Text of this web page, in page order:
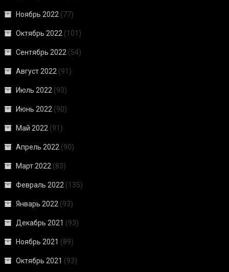
Ноябрь 2022 (77)
Октябрь 2022 (101)
Сентябрь 2022 (54)
Август 2022 (91)
Июль 2022 (93)
Июнь 2022 (90)
Май 2022 (91)
Апрель 2022 (90)
Март 2022 (83)
Февраль 2022 (135)
Январь 2022 (93)
Декабрь 2021 (93)
Ноябрь 2021 (89)
Октябрь 2021 (93)